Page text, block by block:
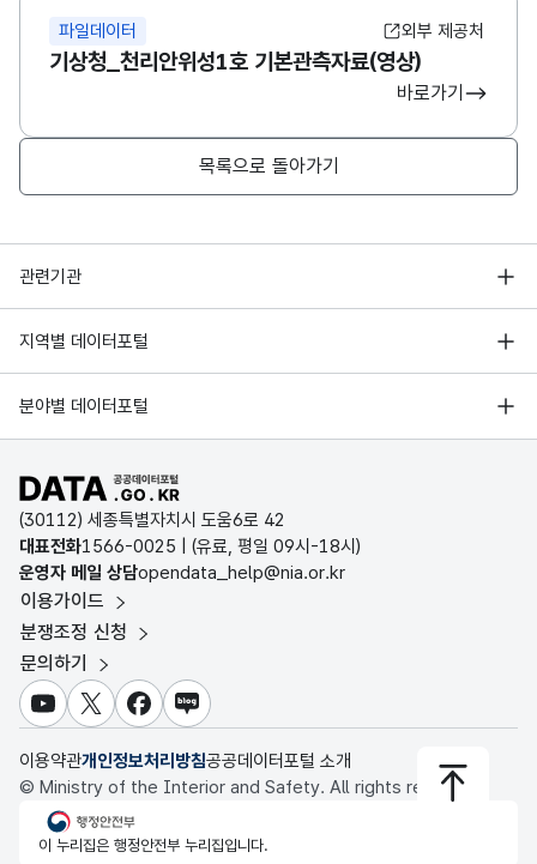
파일데이터 외부 제공처
기상청_천리안위성1호 기본관측자료(영상)
바로가기
목록으로 돌아가기
관련기관
행정안전부
한국지능정보사회진흥원
국가정보자원관리원
지역별 데이터포털
서울 열린데이터광장
경기데이터드림
D-데이터허브
인천데이터포털
울산광역시 데이터포털
전남광주통합특별시 빅데이터 플랫폼
대전광역시 데이터포털
세종특별자치시 데이터포털
충청북도 데이터허브
분야별 데이터포털
기상자료개방포털
국토교통부 공간정보오픈플랫폼
환경부 환경데이터포털
문화데이터광장
농림축산식품 공공데이터포털
보건의료빅데이터개방시스템
식품의약품안전처 데이터포털
교육통계서비스
공공데이터포털 바로가기
(30112) 세종특별자치시 도움6로 42
대표전화1566-0025 | (유료, 평일 09시-18시)
운영자 메일 상담opendata_help@nia.or.kr
이용가이드
분쟁조정 신청
문의하기
유튜브X 페이스북
블로그
이용약관개인정보처리방침공공데이터포털 소개
© Ministry of the Interior and Safety. All rights reserved.
행정안전부
이 누리집은 행정안전부 누리집입니다.